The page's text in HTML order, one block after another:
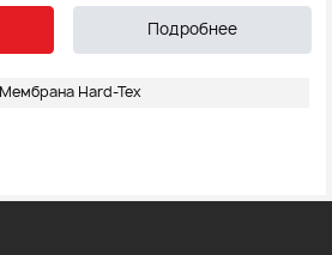
Подробнее
Мембрана Hard-Tex